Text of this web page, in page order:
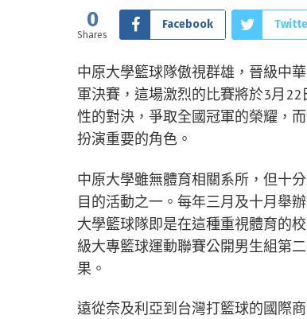
0
Shares
Facebook
中原大學籃球隊傲視群雄，晉級中
軍決賽，這場激烈的比賽將於3月
性的對決，爭取全國冠軍的榮耀，
扮演重要的角色。
中原大學雖無體育相關系所，但十
目的活動之一。每年三月及十月舉
大學籃球隊即是在這種重視體育的
級大專籃球運動聯賽公開男生組第
果。
遠從奈及利亞到台灣打籃球的國際